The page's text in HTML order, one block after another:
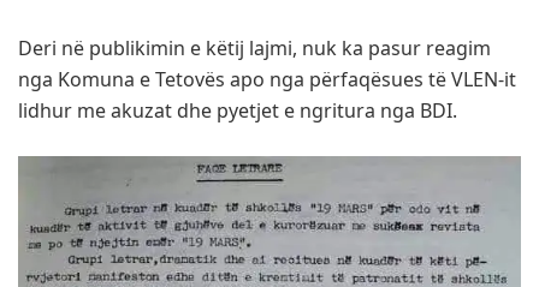
Deri në publikimin e këtij lajmi, nuk ka pasur reagim
nga Komuna e Tetovës apo nga përfaqësues të VLEN-it
lidhur me akuzat dhe pyetjet e ngritura nga BDI.